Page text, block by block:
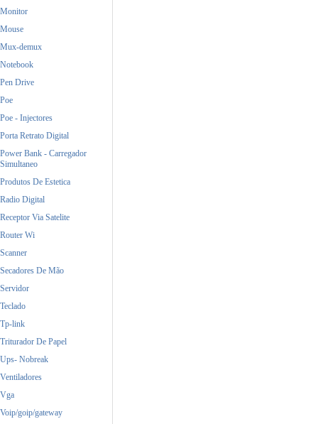
Monitor
Mouse
Mux-demux
Notebook
Pen Drive
Poe
Poe - Injectores
Porta Retrato Digital
Power Bank - Carregador
Simultaneo
Produtos De Estetica
Radio Digital
Receptor Via Satelite
Router Wi
Scanner
Secadores De Mão
Servidor
Teclado
Tp-link
Triturador De Papel
Ups- Nobreak
Ventiladores
Vga
Voip/goip/gateway